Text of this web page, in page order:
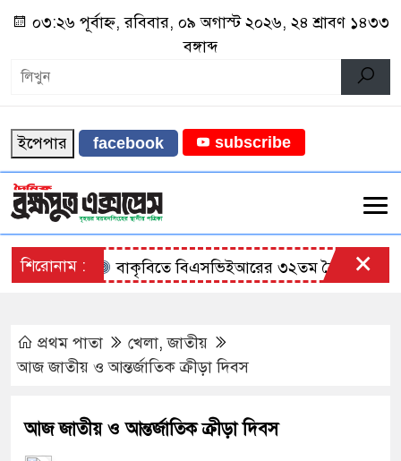
০৩:২৬ পূর্বাহ্ন, রবিবার, ০৯ অগাস্ট ২০২৬, ২৪ শ্রাবণ ১৪৩৩
বঙ্গাব্দ
ইপেপার facebook subscribe
শিরোনাম :বাকৃবিতে বিএসভিইআরের ৩২তম বৈজ্ঞানিক ×
প্রথম পাতা খেলা,জাতীয়
আজ জাতীয় ও আন্তর্জাতিক ক্রীড়া দিবস
আজ জাতীয় ও আন্তর্জাতিক ক্রীড়া দিবস